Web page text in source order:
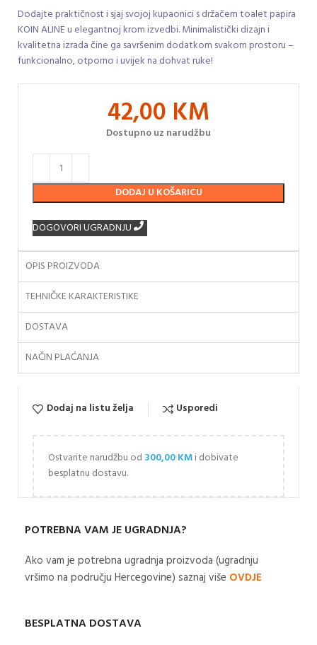
Dodajte praktičnost i sjaj svojoj kupaonici s držačem toalet papira
KOIN ALINE u elegantnoj krom izvedbi. Minimalistički dizajn i
kvalitetna izrada čine ga savršenim dodatkom svakom prostoru –
funkcionalno, otporno i uvijek na dohvat ruke!
42,00 KM
Dostupno uz narudžbu
DODAJ U KOŠARICU
DOGOVORI UGRADNJU
OPIS PROIZVODA
TEHNIČKE KARAKTERISTIKE
DOSTAVA
NAČIN PLAĆANJA
Dodaj na listu želja Usporedi
Ostvarite narudžbu od 300,00KMi dobivate
besplatnu dostavu.
POTREBNA VAM JE UGRADNJA?
Ako vam je potrebna ugradnja proizvoda (ugradnju
vršimo na području Hercegovine) saznaj više OVDJE
BESPLATNA DOSTAVA